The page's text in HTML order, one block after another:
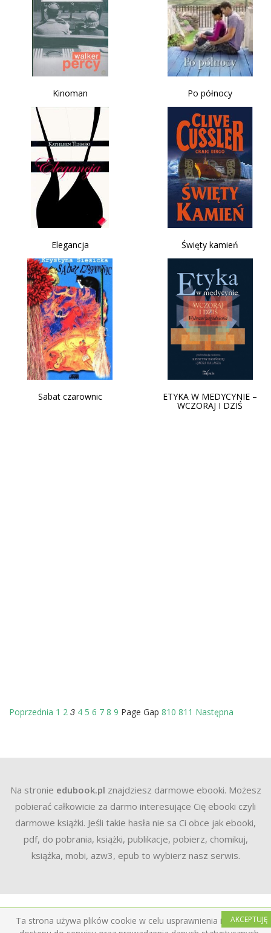
Ta strona używa plików cookie w celu usprawnienia i ułatwienia
AKCEPTUJĘ
Kinoman Po północy
Elegancja Święty kamień
Sabat czarownic ETYKA W MEDYCYNIE –
WCZORAJ I DZIŚ
Poprzednia 1 2 3 4 5 6 7 8 9 Page Gap 810 811 Następna
Na stronie edubook.pl znajdziesz darmowe ebooki. Możesz
pobierać całkowicie za darmo interesujące Cię ebooki czyli
darmowe książki. Jeśli takie hasła nie sa Ci obce jak ebooki,
pdf, do pobrania, książki, publikacje, pobierz, chomikuj,
książka, mobi, azw3, epub to wybierz nasz serwis.